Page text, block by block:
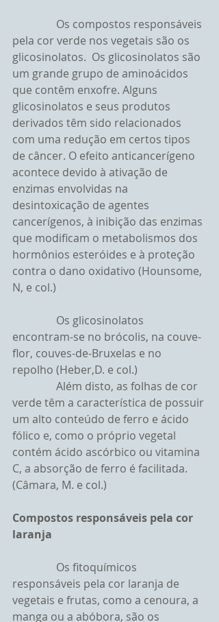
pela cor verde nos vegetais são os
glicosinolatos.  Os glicosinolatos são
um grande grupo de aminoácidos
que contêm enxofre. Alguns
glicosinolatos e seus produtos
derivados têm sido relacionados
com uma redução em certos tipos
de câncer. O efeito anticancerígeno
acontece devido à ativação de
enzimas envolvidas na
desintoxicação de agentes
cancerígenos, à inibição das enzimas
que modificam o metabolismos dos
hormônios esteróides e à proteção
contra o dano oxidativo (Hounsome,
N, e col.)
encontram-se no brócolis, na couve-
flor, couves-de-Bruxelas e no
repolho (Heber,D. e col.)
verde têm a característica de possuir
um alto conteúdo de ferro e ácido
fólico e, como o próprio vegetal
contém ácido ascórbico ou vitamina
C, a absorção de ferro é facilitada.
(Câmara, M. e col.)
Compostos responsáveis pela cor
laranja
responsáveis pela cor laranja de
vegetais e frutas, como a cenoura, a
manga ou a abóbora, são os